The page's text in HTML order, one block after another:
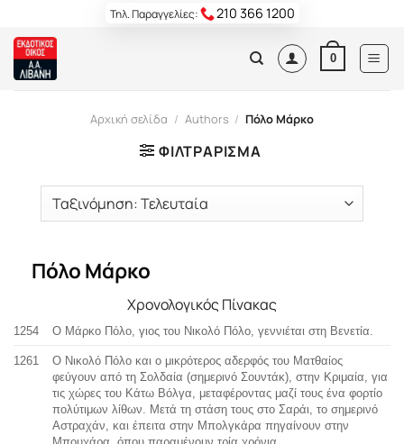
content
Τηλ. Παραγγελίες: 210 366 1200
0
Αρχική σελίδα / Authors / Πόλο Μάρκο
ΦΙΛΤΡΆΡΙΣΜΑ
Πόλο Μάρκο
Χρονολογικός Πίνακας
1254 Ο Μάρκο Πόλο, γιος του Νικολό Πόλο, γεννιέται στη Βενετία.
1261
Ο Νικολό Πόλο και ο μικρότερος αδερφός του Ματθαίος
φεύγουν από τη Σολδαία (σημερινό Σουντάκ), στην Κριμαία, για
τις χώρες του Κάτω Βόλγα, μεταφέροντας μαζί τους ένα φορτίο
πολύτιμων λίθων. Μετά τη στάση τους στο Σαράι, το σημερινό
Αστραχάν, και έπειτα στην Μπολγκάρα πηγαίνουν στην